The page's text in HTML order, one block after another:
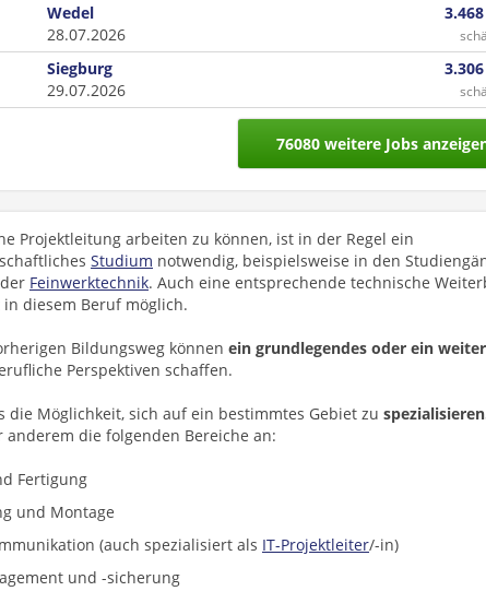
Wedel
28.07.2026
Siegburg
29.07.2026
76080 weitere Jobs
Projektleitung arbeiten zu können, ist in der Regel ein
Studium notwendig, beispielsweise in den
Feinwerktechnik. Auch eine entsprechende technische
diesem Beruf möglich.
Bildungsweg können ein grundlegendes oder ein
Perspektiven schaffen.
die Möglichkeit, sich auf ein bestimmtes Gebiet zu
die folgenden Bereiche an:
Fertigung
und Montage
(auch spezialisiert als IT-Projektleiter/-in)
und -sicherung